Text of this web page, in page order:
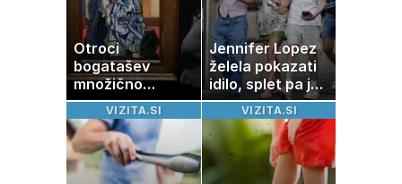
Otroci
bogatašev
množično
prodajajo
družinske
zbirke: raje imajo
denar kot
umetnine
Jennifer Lopez
želela pokazati
idilo, splet pa je
razburila ena
stvar
VIZITA.SI VIZITA.SI